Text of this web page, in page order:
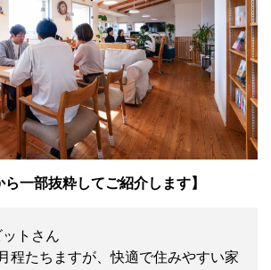
ら一部抜粋してご紹介します】
トさん
程たちますが、快適で住みやすい家